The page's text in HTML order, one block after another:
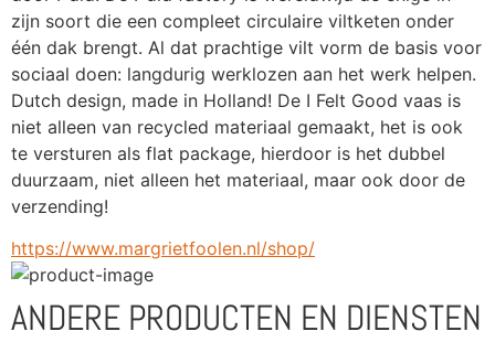
zijn soort die een compleet circulaire viltketen onder
één dak brengt. Al dat prachtige vilt vorm de basis voor
sociaal doen: langdurig werklozen aan het werk helpen.
Dutch design, made in Holland! De I Felt Good vaas is
niet alleen van recycled materiaal gemaakt, het is ook
te versturen als flat package, hierdoor is het dubbel
duurzaam, niet alleen het materiaal, maar ook door de
verzending!
https://www.margrietfoolen.nl/shop/
ANDERE PRODUCTEN EN DIENSTEN